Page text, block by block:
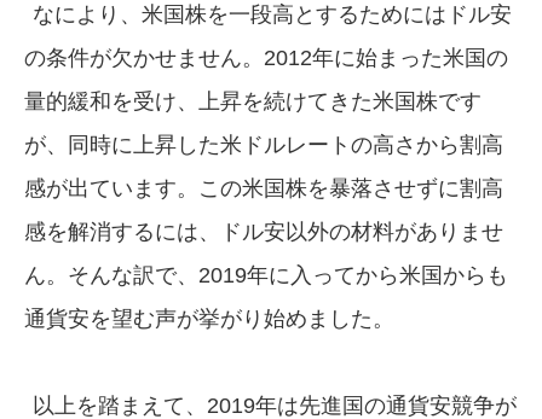
なにより、米国株を一段高とするためにはドル安
の条件が欠かせません。2012年に始まった米国の
量的緩和を受け、上昇を続けてきた米国株です
が、同時に上昇した米ドルレートの高さから割高
感が出ています。この米国株を暴落させずに割高
感を解消するには、ドル安以外の材料がありませ
ん。そんな訳で、2019年に入ってから米国からも
通貨安を望む声が挙がり始めました。
以上を踏まえて、2019年は先進国の通貨安競争が